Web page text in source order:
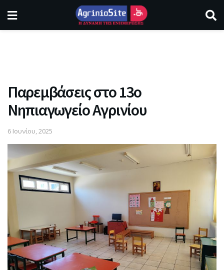
Παρεμβάσεις στο 13ο
Νηπιαγωγείο Αγρινίου
6 Ιουνίου, 2025